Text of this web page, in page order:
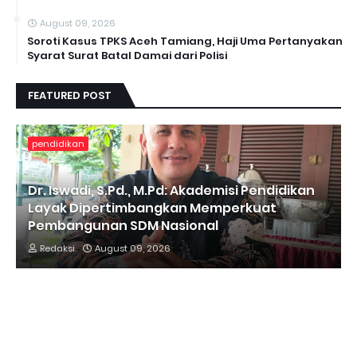
August 09, 2026
Soroti Kasus TPKS Aceh Tamiang, Haji Uma Pertanyakan
Syarat Surat Batal Damai dari Polisi
FEATURED POST
pendidikan
Dr. Iswadi, S.Pd., M.Pd: Akademisi Pendidikan
Layak Dipertimbangkan Memperkuat
Pembangunan SDM Nasional
Redaksi August 09, 2026